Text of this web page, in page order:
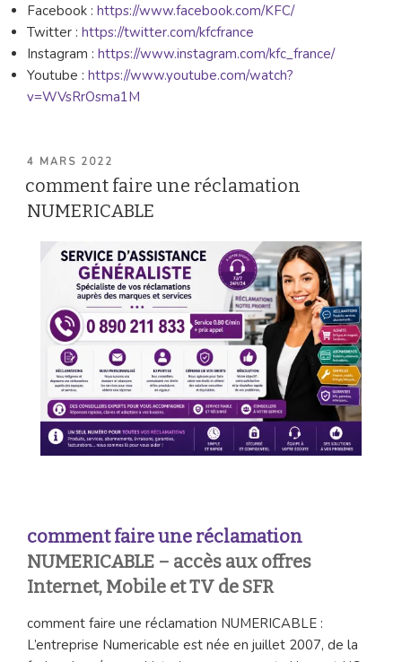
Facebook : https://www.facebook.com/KFC/
Twitter : https://twitter.com/kfcfrance
Instagram : https://www.instagram.com/kfc_france/
Youtube : https://www.youtube.com/watch?
v=WVsRrOsma1M
PUBLIÉ
4 MARS 2022
comment faire une réclamation
NUMERICABLE
comment faire une réclamation
NUMERICABLE – accès aux offres
Internet, Mobile et TV de SFR
comment faire une réclamation NUMERICABLE :
L’entreprise Numericable est née en juillet 2007, de la